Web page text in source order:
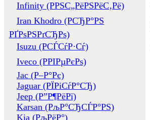
Infinity (РРЅС„РёРЅРёС‚Рё)
Iran Khodro (РСЂР°РЅ
РҐРѕРЅРґСЂРѕ)
Isuzu (РСЃСѓР·Сѓ)
Iveco (РРІРµРєРѕ)
Jac (Р–Р°Рє)
Jaguar (РЇРіСѓР°СЂ)
Jeep (Р”Р¶РёРї)
Karsan (РљР°СЂСЃР°РЅ)
Kia (РљРёР°)